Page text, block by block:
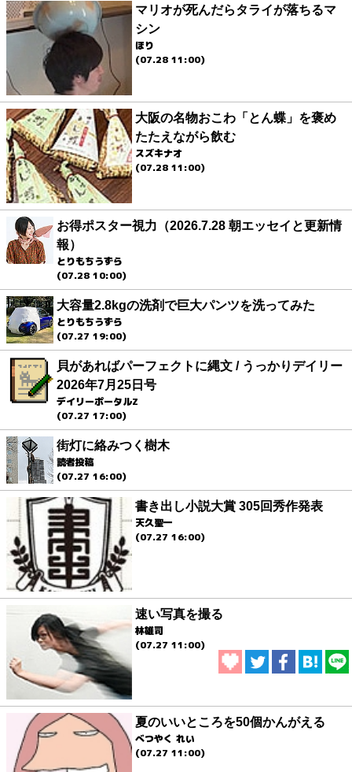
マリオが死んだらタライが落ちるマ
シン
ほり
(07.28 11:00)
大阪の名物おこわ「とん蝶」を褒め
たたえながら飲む
スズキナオ
(07.28 11:00)
お得ポスター視力（2026.7.28 朝エッセイと更新情
報）
とりもちうずら
(07.28 10:00)
大容量2.8kgの洗剤で巨大パンツを洗ってみた
とりもちうずら
(07.27 19:00)
貝があればパーフェクトに縄文 / うっかりデイリー
2026年7月25日号
デイリーポータルZ
(07.27 17:00)
街灯に絡みつく樹木
読者投稿
(07.27 16:00)
書き出し小説大賞 305回秀作発表
天久聖一
(07.27 16:00)
速い写真を撮る
林雄司
(07.27 11:00)
夏のいいところを50個かんがえる
べつやく れい
(07.27 11:00)